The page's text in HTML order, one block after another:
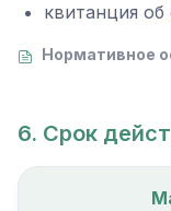
квитанция об
Нормативное
6. Срок